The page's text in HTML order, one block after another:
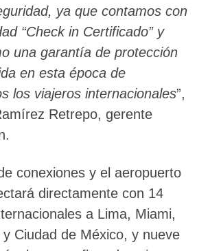
ya que contamos con
“Check in Certificado” y
una garantía de protección
en esta época de
los viajeros internacionales”,
Retrepo, gerente
conexiones y el aeropuerto
directamente con 14
a Lima, Miami,
Ciudad de México, y nueve